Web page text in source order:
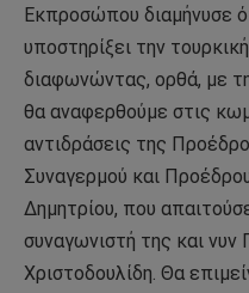
Εκπροσώπου διαμήνυσε
υποστηρίξει την
διαφωνώντας, ορθά, με
θα αναφερθούμε στις
αντιδράσεις της
Συναγερμού και
Δημητρίου, που
συναγωνιστή της και
Χριστοδουλίδη. Θα